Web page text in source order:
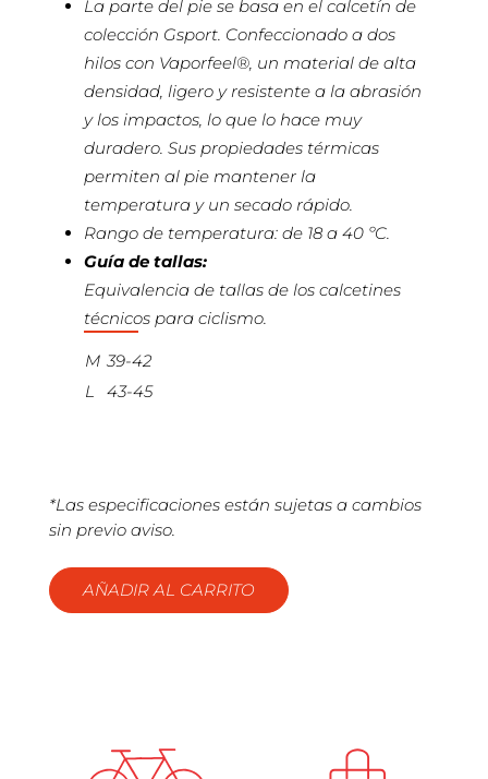
La parte del pie se basa en el calcetín de
colección Gsport. Confeccionado a dos
hilos con Vaporfeel®, un material de alta
densidad, ligero y resistente a la abrasión
y los impactos, lo que lo hace muy
duradero. Sus propiedades térmicas
permiten al pie mantener la
temperatura y un secado rápido.
Rango de temperatura: de 18 a 40 ºC.
Guía de tallas:
Equivalencia de tallas de los calcetines
técnicos para ciclismo.
M 39-42
L
43-45
*Las especificaciones están sujetas a cambios
sin previo aviso.
AÑADIR AL CARRITO